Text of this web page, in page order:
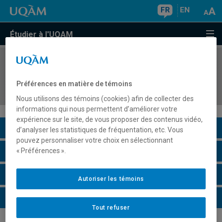
FR EN
Étudier à l'UQAM
COURS//
et interactives et en jeux vidéo
Description du cours
Horaire - Été 2026
Horaire - Automne 2026
Horaire - Hiver 2027
Préférences en matière de témoins
Nous utilisons des témoins (cookies) afin de collecter des
informations qui nous permettent d’améliorer votre
expérience sur le site, de vous proposer des contenus vidéo,
d’analyser les statistiques de fréquentation, etc. Vous
pouvez personnaliser votre choix en sélectionnant
« Préférences ».
Tout refuser
Autoriser les témoins